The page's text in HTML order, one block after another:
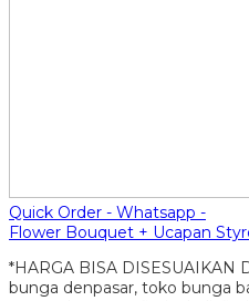
Quick Order - Whatsapp -
Flower Bouquet + Ucapan
*HARGA BISA
bunga denpasar, toko bunga